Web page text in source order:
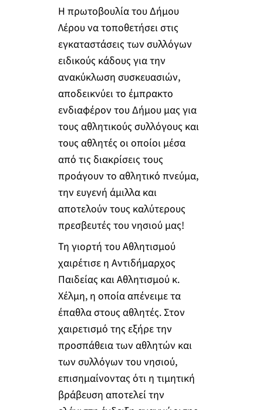
Η πρωτοβουλία του Δήμου
Λέρου να τοποθετήσει στις
εγκαταστάσεις των συλλόγων
ειδικούς κάδους για την
ανακύκλωση συσκευασιών,
αποδεικνύει το έμπρακτο
ενδιαφέρον του Δήμου μας για
τους αθλητικούς συλλόγους και
τους αθλητές οι οποίοι μέσα
από τις διακρίσεις τους
προάγουν το αθλητικό πνεύμα,
την ευγενή άμιλλα και
αποτελούν τους καλύτερους
πρεσβευτές του νησιού μας!
Τη γιορτή του Αθλητισμού
χαιρέτισε η Αντιδήμαρχος
Παιδείας και Αθλητισμού κ.
Χέλμη, η οποία απένειμε τα
έπαθλα στους αθλητές. Στον
χαιρετισμό της εξήρε την
προσπάθεια των αθλητών και
των συλλόγων του νησιού,
επισημαίνοντας ότι η τιμητική
βράβευση αποτελεί την